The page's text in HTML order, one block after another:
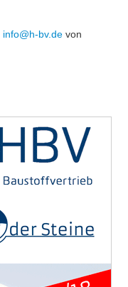
info@h-bv.de von